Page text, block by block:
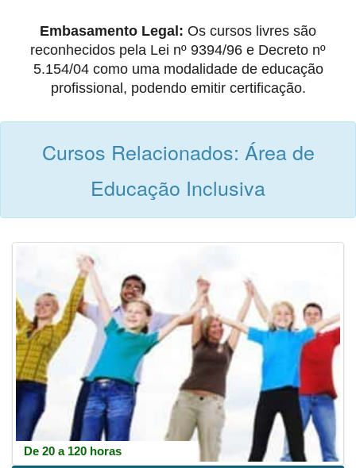
Embasamento Legal: Os cursos livres são
reconhecidos pela Lei nº 9394/96 e Decreto nº
5.154/04 como uma modalidade de educação
profissional, podendo emitir certificação.
Cursos Relacionados: Área de
Educação Inclusiva
De 20 a 120 horas